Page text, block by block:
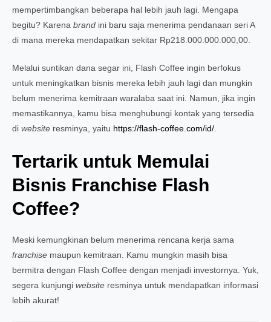
mempertimbangkan beberapa hal lebih jauh lagi. Mengapa
begitu? Karena brand ini baru saja menerima pendanaan seri A
di mana mereka mendapatkan sekitar Rp218.000.000.000,00.
Melalui suntikan dana segar ini, Flash Coffee ingin berfokus
untuk meningkatkan bisnis mereka lebih jauh lagi dan mungkin
belum menerima kemitraan waralaba saat ini. Namun, jika ingin
memastikannya, kamu bisa menghubungi kontak yang tersedia
di website resminya, yaitu https://flash-coffee.com/id/.
Tertarik untuk Memulai
Bisnis Franchise Flash
Coffee?
Meski kemungkinan belum menerima rencana kerja sama
franchise maupun kemitraan. Kamu mungkin masih bisa
bermitra dengan Flash Coffee dengan menjadi investornya. Yuk,
segera kunjungi website resminya untuk mendapatkan informasi
lebih akurat!